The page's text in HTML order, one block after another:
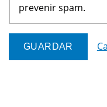
prevenir spam.